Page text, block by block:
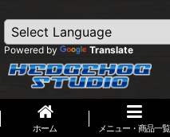
Powered by Translate
ホーム メニュー・商品一覧